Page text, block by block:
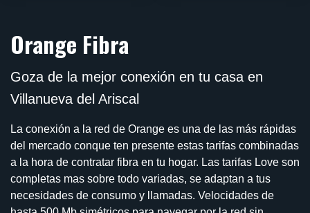
Orange Fibra
Goza de la mejor conexión en tu casa en
Villanueva del Ariscal
La conexión a la red de Orange es una de las más rápidas
del mercado conque ten presente estas tarifas combinadas
a la hora de contratar fibra en tu hogar. Las tarifas Love son
completas mas sobre todo variadas, se adaptan a tus
necesidades de consumo y llamadas. Velocidades de